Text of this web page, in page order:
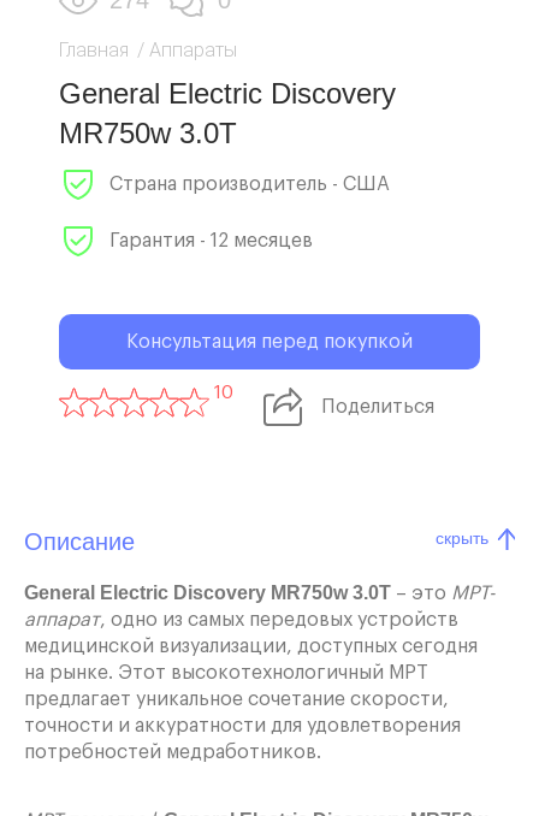
Главная / Аппараты
General Electric Discovery
MR750w 3.0T
Страна производитель - США
Гарантия - 12 месяцев
Консультация перед покупкой
10
Поделиться
Описание скрыть
General Electric Discovery MR750w 3.0T – это МРТ-
аппарат, одно из самых передовых устройств
медицинской визуализации, доступных сегодня
на рынке. Этот высокотехнологичный МРТ
предлагает уникальное сочетание скорости,
точности и аккуратности для удовлетворения
потребностей медработников.